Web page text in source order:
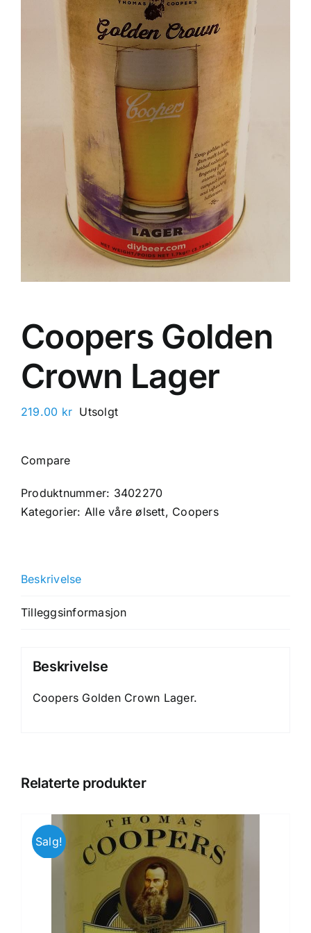
Coopers Golden
Crown Lager
219.00 kr Utsolgt
Compare
Produktnummer: 3402270
Kategorier: Alle våre ølsett, Coopers
Beskrivelse
Tilleggsinformasjon
Beskrivelse
Coopers Golden Crown Lager.
Relaterte produkter
Salg!